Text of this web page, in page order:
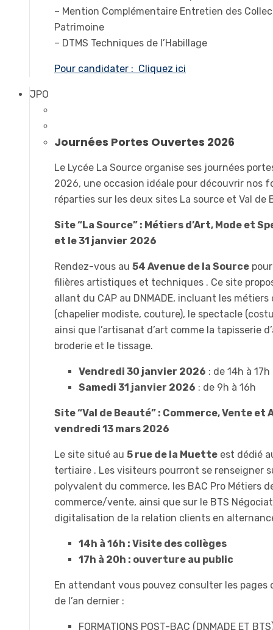
– Mention Complémentaire Entretien des
Patrimoine
– DTMS Techniques de l’Habillage
Pour candidater : Cliquez ici
JPO
Journées Portes Ouvertes 2026
Le Lycée La Source organise ses journées
2026, une occasion idéale pour découvrir nos
réparties sur les deux sites La source et Val de
Site “La Source” : Métiers d’Art, Mode et
et le 31 janvier 2026
Rendez-vous au 54 Avenue de la Source
filières artistiques et techniques . Ce site
allant du CAP au DNMADE, incluant les métiers
(chapelier modiste, couture), le spectacle
ainsi que l’artisanat d’art comme la tapisserie
broderie et le tissage.
Vendredi 30 janvier 2026 : de 14h à 17h
Samedi 31 janvier 2026 : de 9h à 16h
Site “Val de Beauté” : Commerce, Vente et
vendredi 13 mars 2026
Le site situé au 5 rue de la Muette est dédié
tertiaire . Les visiteurs pourront se renseigner
polyvalent du commerce, les BAC Pro Métiers
commerce/vente, ainsi que sur le BTS
digitalisation de la relation clients en
14h à 16h : Visite des collèges
17h à 20h : ouverture au public
En attendant vous pouvez consulter les pages
de l’an dernier :
FORMATIONS POST-BAC (DNMADE ET